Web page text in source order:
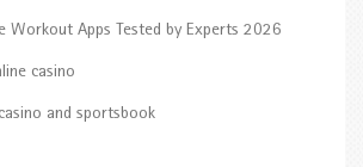
Workout Apps Tested by Experts 2026
casino
and sportsbook